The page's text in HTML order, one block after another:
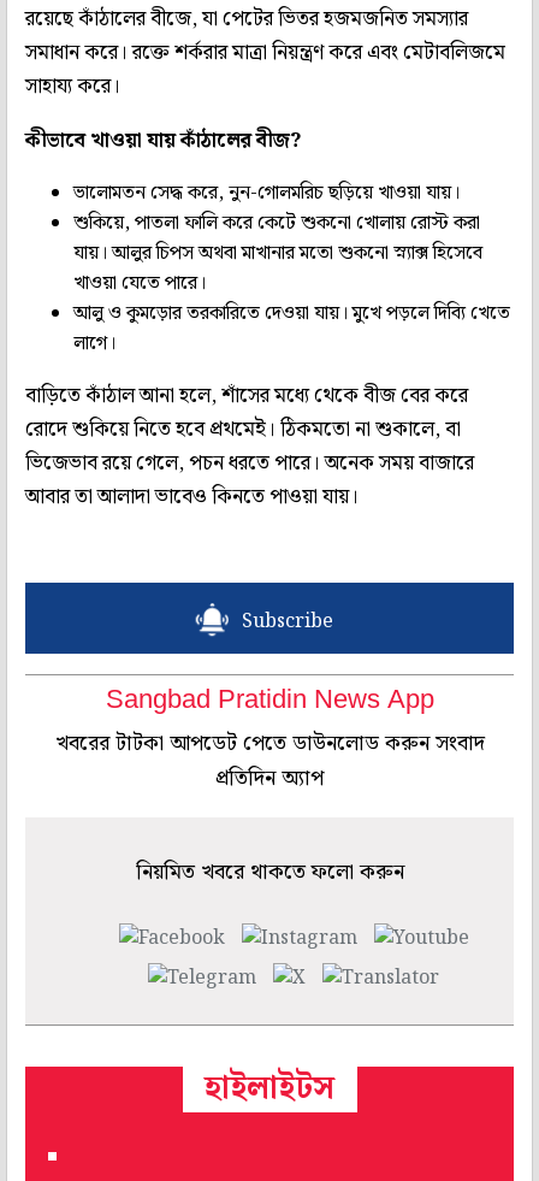
রয়েছে কাঁঠালের বীজে, যা পেটের ভিতর হজমজনিত সমস্যার
সমাধান করে। রক্তে শর্করার মাত্রা নিয়ন্ত্রণ করে এবং মেটাবলিজমে
সাহায্য করে।
কীভাবে খাওয়া যায় কাঁঠালের বীজ?
ভালোমতন সেদ্ধ করে, নুন-গোলমরিচ ছড়িয়ে খাওয়া যায়।
শুকিয়ে, পাতলা ফালি করে কেটে শুকনো খোলায় রোস্ট করা
যায়। আলুর চিপস অথবা মাখানার মতো শুকনো স্ন্যাক্স হিসেবে
খাওয়া যেতে পারে।
আলু ও কুমড়োর তরকারিতে দেওয়া যায়। মুখে পড়লে দিব্যি খেতে
লাগে।
বাড়িতে কাঁঠাল আনা হলে, শাঁসের মধ্যে থেকে বীজ বের করে
রোদে শুকিয়ে নিতে হবে প্রথমেই। ঠিকমতো না শুকালে, বা
ভিজেভাব রয়ে গেলে, পচন ধরতে পারে। অনেক সময় বাজারে
আবার তা আলাদা ভাবেও কিনতে পাওয়া যায়।
Subscribe
Sangbad Pratidin News App
খবরের টাটকা আপডেট পেতে ডাউনলোড করুন সংবাদ
প্রতিদিন অ্যাপ
নিয়মিত খবরে থাকতে ফলো করুন
হাইলাইটস